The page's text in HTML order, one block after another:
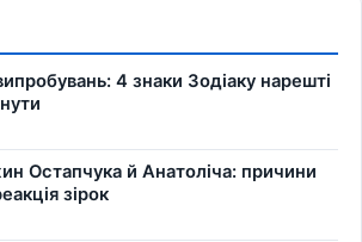
4 знаки Зодіаку нарешті
Остапчука й Анатоліча: причини
зірок